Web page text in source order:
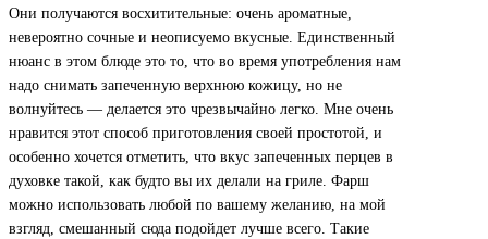
Они получаются восхитительные: очень ароматные,
невероятно сочные и неописуемо вкусные. Единственный
нюанс в этом блюде это то, что во время употребления нам
надо снимать запеченную верхнюю кожицу, но не
волнуйтесь — делается это чрезвычайно легко. Мне очень
нравится этот способ приготовления своей простотой, и
особенно хочется отметить, что вкус запеченных перцев в
духовке такой, как будто вы их делали на гриле. Фарш
можно использовать любой по вашему желанию, на мой
взгляд, смешанный сюда подойдет лучше всего. Такие